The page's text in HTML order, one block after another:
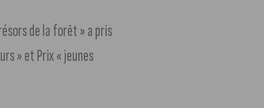
de la forêt » a pris
» et Prix « jeunes